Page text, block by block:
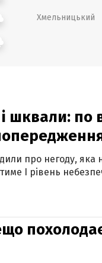
Хмельницький
шквали: по
про негоду, яка
І рівень